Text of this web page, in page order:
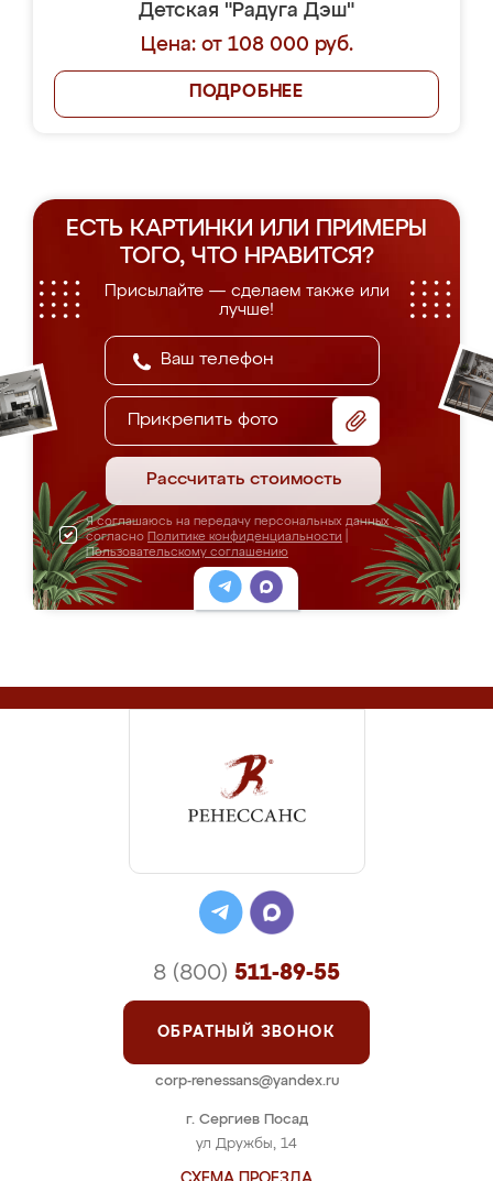
Детская "Радуга Дэш"
Цена: от 108 000 руб.
ПОДРОБНЕЕ
ЕСТЬ КАРТИНКИ ИЛИ ПРИМЕРЫ
ТОГО, ЧТО НРАВИТСЯ?
Присылайте — сделаем также или
лучше!
Прикрепить фото
Рассчитать стоимость
Я соглашаюсь на передачу персональных данных
согласно Политике конфиденциальности
Пользовательскому соглашению
г. Сергиев Посад
ул Дружбы, 14
8 (800) 511-89-55
ОБРАТНЫЙ ЗВОНОК
corp-renessans@yandex.ru